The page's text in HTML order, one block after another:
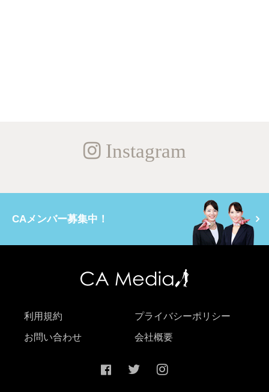
Instagram
CAメンバー募集中！
利用規約 プライバシーポリシー
お問い合わせ 会社概要